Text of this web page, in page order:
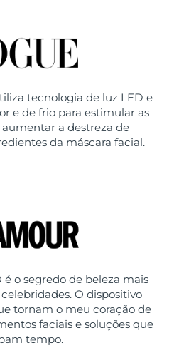
tecnologia de luz LED e
e de frio para estimular as
a destreza de
da máscara facial.
é o segredo de beleza mais
O dispositivo
tornam o meu coração de
faciais e soluções que
tempo.